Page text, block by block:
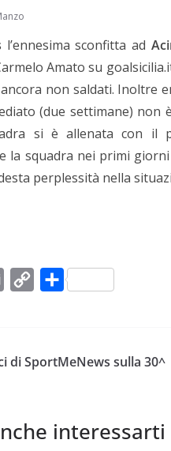
l’ennesima sconfitta ad
Amato su
non saldati. Inoltre
(due settimane)
si è allenata con il
la squadra nei primi
perplessità nella
L
C
di SportMeNews sulla 30^
interessarti